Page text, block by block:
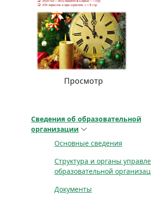
Просмотр
Сведения об образовательной
организации
Основные сведения
Структура и органы
образовательной
Документы